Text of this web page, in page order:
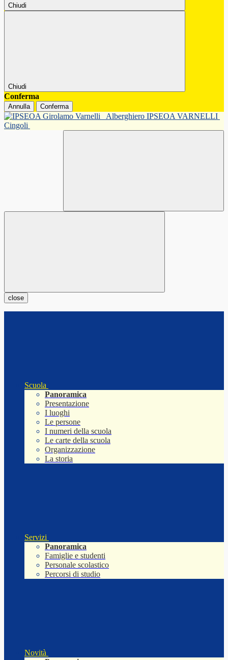
Chiudi
Chiudi
Conferma
Annulla Conferma
Alberghiero IPSEOA VARNELLI
Cingoli
close
Scuola
Panoramica
Presentazione
I luoghi
Le persone
I numeri della scuola
Le carte della scuola
Organizzazione
La storia
Servizi
Panoramica
Famiglie e studenti
Personale scolastico
Percorsi di studio
Novità